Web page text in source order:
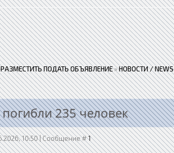
/ РАЗМЕСТИТЬ ПОДАТЬ ОБЪЯВЛЕНИЕ»НОВОСТИ / NEWS
235 человек
10:50 | Сообщение #1